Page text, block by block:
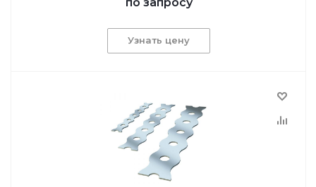
Узнать цену